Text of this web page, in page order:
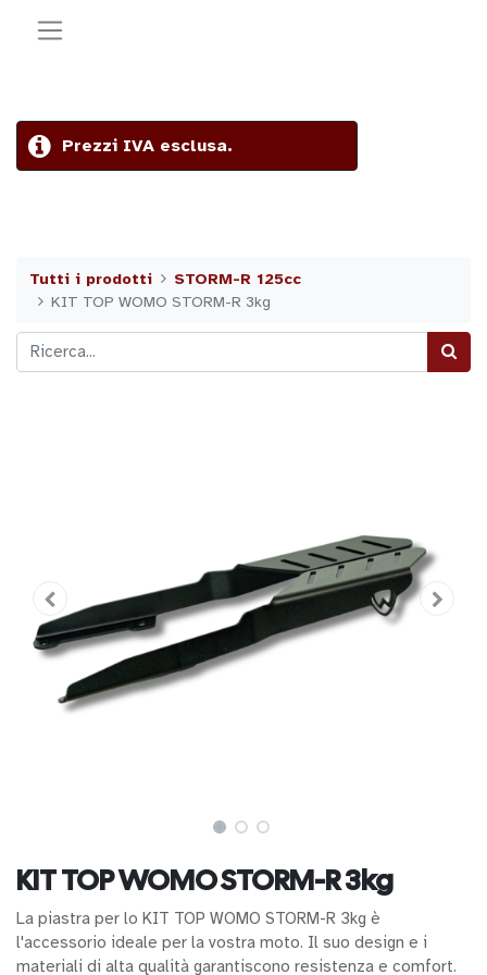
Prezzi IVA esclusa.
Tutti i prodotti
STORM-R 125cc
KIT TOP WOMO STORM-R 3kg
KIT TOP WOMO STORM-R 3kg
La piastra per lo KIT TOP WOMO STORM-R 3kg è
l'accessorio ideale per la vostra moto. Il suo design e i
materiali di alta qualità garantiscono resistenza e comfort.